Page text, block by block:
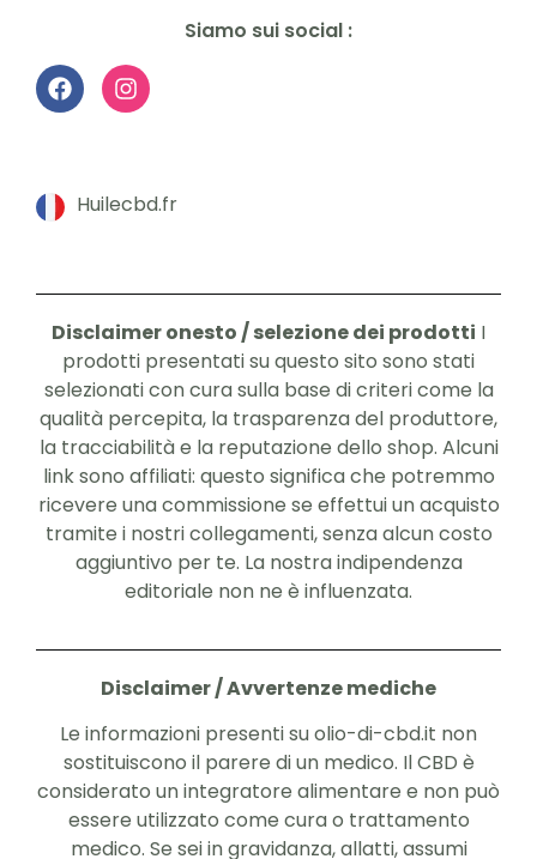
Siamo sui social :
Huilecbd.fr
Disclaimer onesto / selezione dei prodotti I
prodotti presentati su questo sito sono stati
selezionati con cura sulla base di criteri come la
qualità percepita, la trasparenza del produttore,
la tracciabilità e la reputazione dello shop. Alcuni
link sono affiliati: questo significa che potremmo
ricevere una commissione se effettui un acquisto
tramite i nostri collegamenti, senza alcun costo
aggiuntivo per te. La nostra indipendenza
editoriale non ne è influenzata.
Disclaimer / Avvertenze mediche
Le informazioni presenti su olio-di-cbd.it non
sostituiscono il parere di un medico. Il CBD è
considerato un integratore alimentare e non può
essere utilizzato come cura o trattamento
medico. Se sei in gravidanza, allatti, assumi